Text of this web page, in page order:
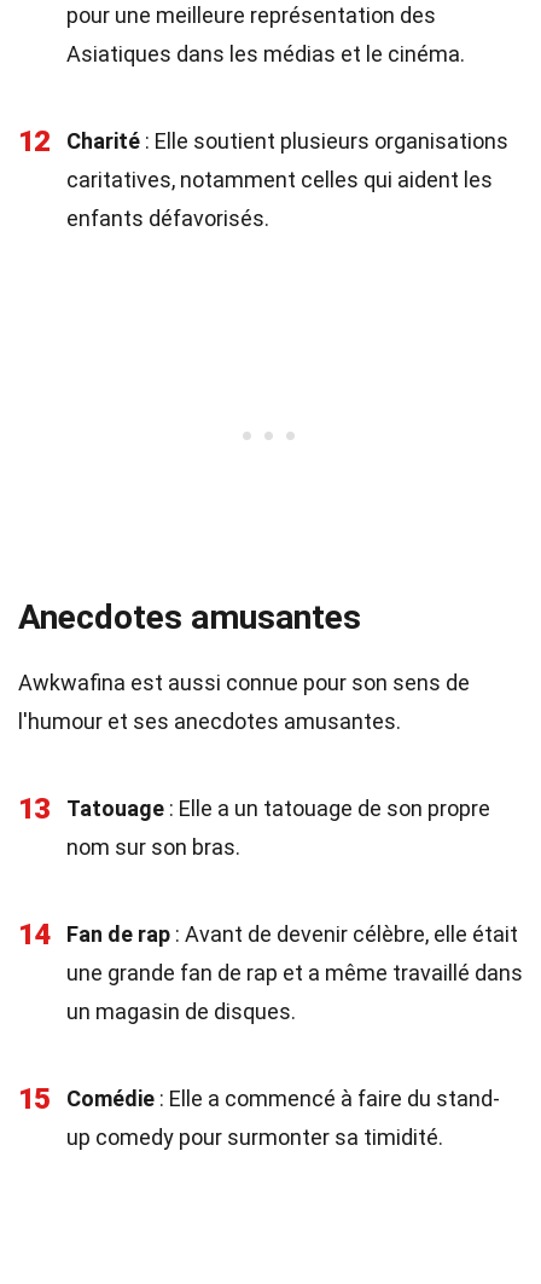
pour une meilleure représentation des
Asiatiques dans les médias et le cinéma.
12 Charité : Elle soutient plusieurs organisations
caritatives, notamment celles qui aident les
enfants défavorisés.
Anecdotes amusantes
Awkwafina est aussi connue pour son sens de
l'humour et ses anecdotes amusantes.
13 Tatouage : Elle a un tatouage de son propre
nom sur son bras.
14 Fan de rap : Avant de devenir célèbre, elle était
une grande fan de rap et a même travaillé dans
un magasin de disques.
15 Comédie : Elle a commencé à faire du stand-
up comedy pour surmonter sa timidité.